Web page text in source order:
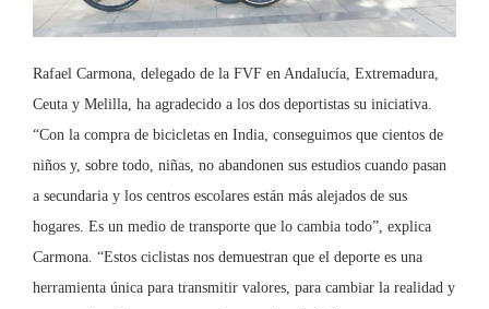
Rafael Carmona, delegado de la FVF en Andalucía, Extremadura,
Ceuta y Melilla, ha agradecido a los dos deportistas su iniciativa.
“Con la compra de bicicletas en India, conseguimos que cientos de
niños y, sobre todo, niñas, no abandonen sus estudios cuando pasan
a secundaria y los centros escolares están más alejados de sus
hogares. Es un medio de transporte que lo cambia todo”, explica
Carmona. “Estos ciclistas nos demuestran que el deporte es una
herramienta única para transmitir valores, para cambiar la realidad y